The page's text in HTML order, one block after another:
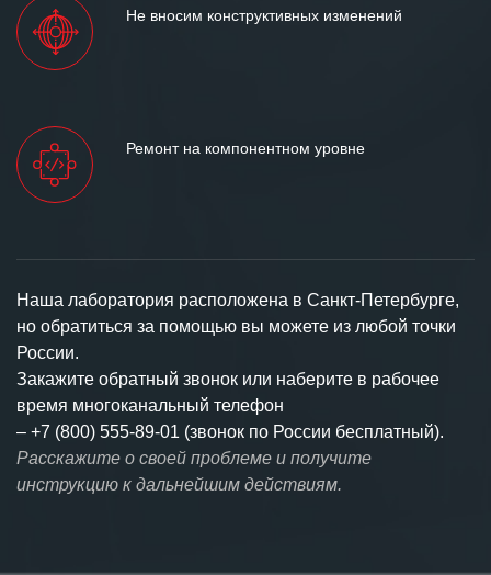
Не вносим конструктивных изменений
Ремонт на компонентном уровне
Наша лаборатория расположена в Санкт-Петербурге,
но обратиться за помощью вы можете из любой точки
России.
Закажите обратный звонок или наберите в рабочее
время многоканальный телефон
– +7 (800) 555-89-01 (звонок по России бесплатный).
Расскажите о своей проблеме и получите
инструкцию к дальнейшим действиям.